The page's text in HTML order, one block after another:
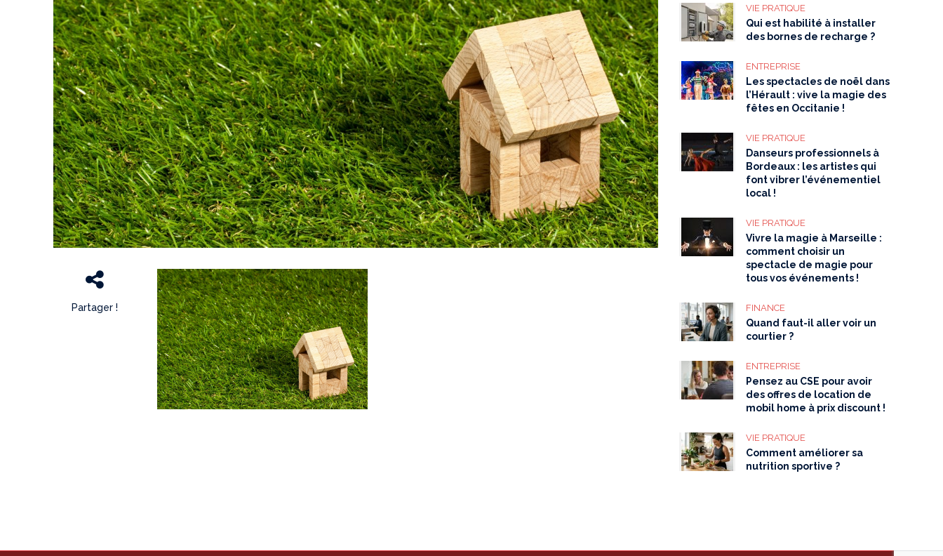
Partager !
VIE PRATIQUE
Qui est habilité à installer
des bornes de recharge ?
ENTREPRISE
Les spectacles de noël dans
l’Hérault : vive la magie des
fêtes en Occitanie !
VIE PRATIQUE
Danseurs professionnels à
Bordeaux : les artistes qui
font vibrer l’événementiel
local !
VIE PRATIQUE
Vivre la magie à Marseille :
comment choisir un
spectacle de magie pour
tous vos événements !
FINANCE
Quand faut-il aller voir un
courtier ?
ENTREPRISE
Pensez au CSE pour avoir
des offres de location de
mobil home à prix discount !
VIE PRATIQUE
Comment améliorer sa
nutrition sportive ?